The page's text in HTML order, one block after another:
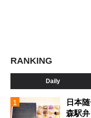
RANKING
Daily
日本
森駅